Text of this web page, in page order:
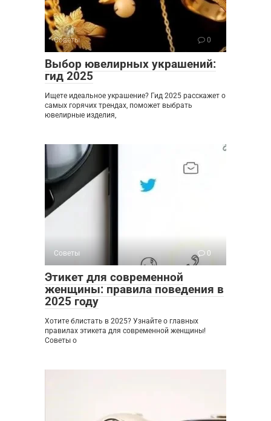
Советы 0
Выбор ювелирных украшений:
гид 2025
Ищете идеальное украшение? Гид 2025 расскажет о
самых горячих трендах, поможет выбрать
ювелирные изделия,
Советы 0
Этикет для современной
женщины: правила поведения в
2025 году
Хотите блистать в 2025? Узнайте о главных
правилах этикета для современной женщины!
Советы о